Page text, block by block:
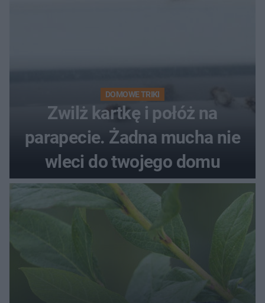
DOMOWE TRIKI
Zwilż kartkę i połóż na
parapecie. Żadna mucha nie
wleci do twojego domu